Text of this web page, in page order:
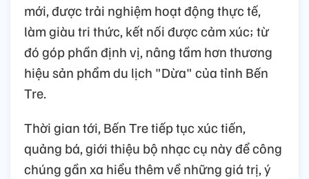
mới, được trải nghiệm hoạt động thực tế,
làm giàu tri thức, kết nối được cảm xúc; từ
đó góp phần định vị, nâng tầm hơn thương
hiệu sản phẩm du lịch "Dừa" của tỉnh Bến
Tre.
Thời gian tới, Bến Tre tiếp tục xúc tiến,
quảng bá, giới thiệu bộ nhạc cụ này để công
chúng gần xa hiểu thêm về những giá trị, ý